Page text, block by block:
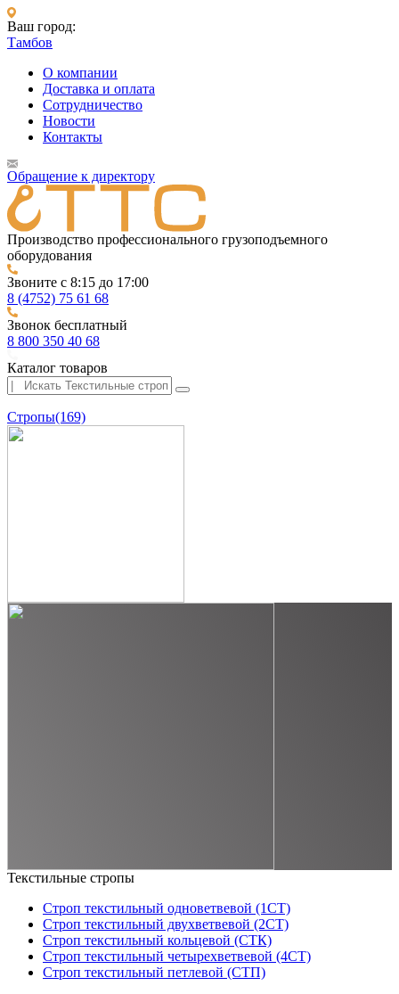
Ваш город:
Тамбов
О компании
Доставка и оплата
Сотрудничество
Новости
Контакты
Обращение к директору
Производство профессионального грузоподъемного
оборудования
Звоните с 8:15 до 17:00
8 (4752) 75 61 68
Звонок бесплатный
8 800 350 40 68
Каталог товаров
Стропы(169)
Текстильные стропы
Строп текстильный одноветвевой (1СТ)
Строп текстильный двухветвевой (2СТ)
Строп текстильный кольцевой (СТК)
Строп текстильный четырехветвевой (4СТ)
Строп текстильный петлевой (СТП)